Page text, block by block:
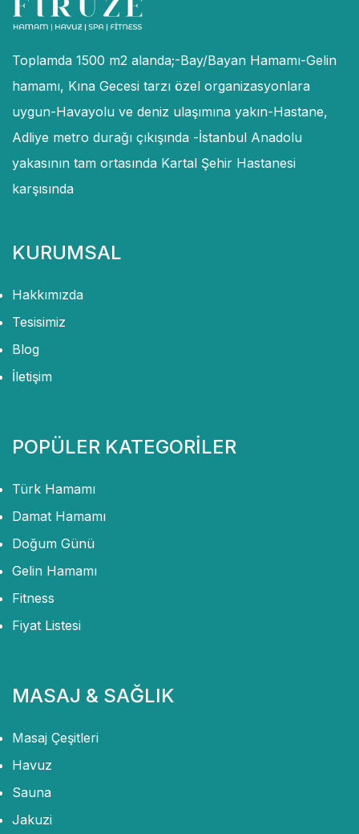
Toplamda 1500 m2 alanda;-Bay/Bayan Hamamı-Gelin
hamamı, Kına Gecesi tarzı özel organizasyonlara
uygun-Havayolu ve deniz ulaşımına yakın-Hastane,
Adliye metro durağı çıkışında -İstanbul Anadolu
yakasının tam ortasında Kartal Şehir Hastanesi
karşısında
KURUMSAL
Hakkımızda
Tesisimiz
Blog
İletişim
POPÜLER KATEGORİLER
Türk Hamamı
Damat Hamamı
Doğum Günü
Gelin Hamamı
Fitness
Fiyat Listesi
MASAJ & SAĞLIK
Masaj Çeşitleri
Havuz
Sauna
Jakuzi